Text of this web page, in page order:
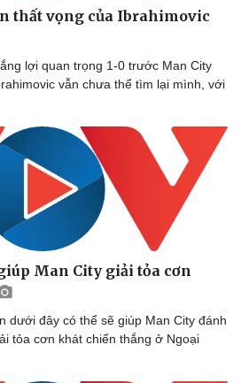
Chuyển đổi số
thất vọng của Ibrahimovic
lợi quan trọng 1-0 trước Man City
vẫn chưa thể tìm lại mình, với
Man City giải tỏa cơn
dưới đây có thể sẽ giúp Man City đánh
tỏa cơn khát chiến thắng ở Ngoại